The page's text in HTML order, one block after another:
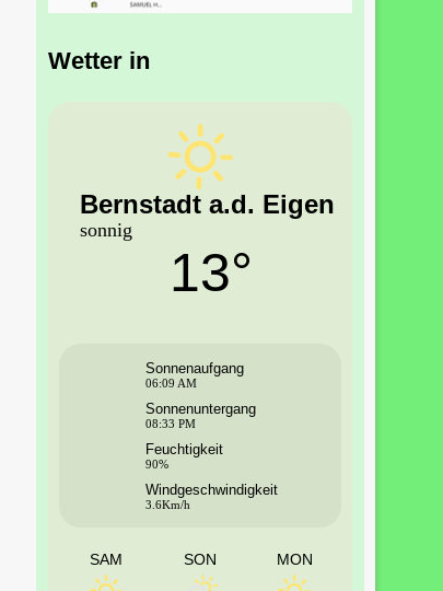
Wetter in
Bernstadt a.d. Eigen
sonnig
13°
Sonnenaufgang
06:09 AM
Sonnenuntergang
08:33 PM
Feuchtigkeit
90%
Windgeschwindigkeit
3.6Km/h
SAM SON MON